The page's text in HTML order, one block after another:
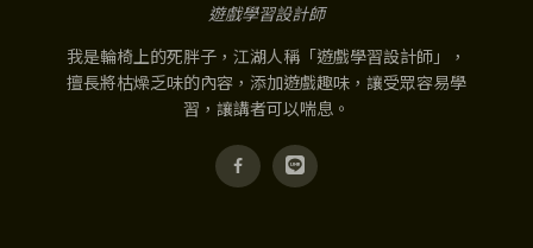
遊戲學習設計師
我是輪椅上的死胖子，江湖人稱「遊戲學習設計師」，
擅長將枯燥乏味的內容，添加遊戲趣味，讓受眾容易學
習，讓講者可以喘息。